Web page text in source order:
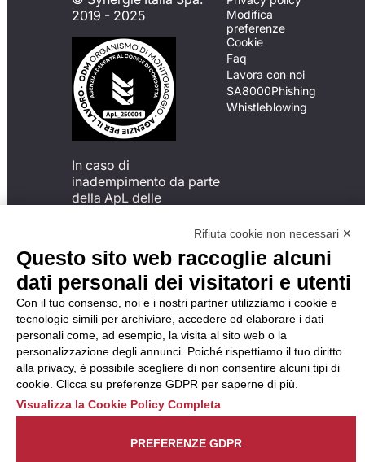
2019 - 2025
In caso di
inadempimento da parte
della ApL delle
del Codice di Condotta, è
possibile presentare un
reclamo
all’Organismo di
Monitoraggio utilizzando
una delle modalità
descritte al seguente
indirizzo web
https://odm-
agenzielavoro.it/reclami/ .
Modifica
preferenze
Cookie
Faq
Lavora con noi
SA8000Phishing
Whistleblowing
Rifiuta cookie non necessari ✕
Questo sito web raccoglie alcuni
dati personali dei visitatori e utenti
Con il tuo consenso, noi e i nostri partner utilizziamo i cookie e
tecnologie simili per archiviare, accedere ed elaborare i dati
personali come, ad esempio, la visita al sito web o la
personalizzazione degli annunci. Poiché rispettiamo il tuo diritto
alla privacy, è possibile scegliere di non consentire alcuni tipi di
cookie. Clicca su preferenze GDPR per saperne di più.
Visualizza la Cookie Policy Completa
PREFERENZE GDPR